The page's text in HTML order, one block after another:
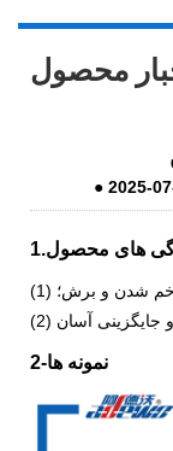
محصول
●2025-
های محصول
خم شدن و برش؛
2-نمونه ها